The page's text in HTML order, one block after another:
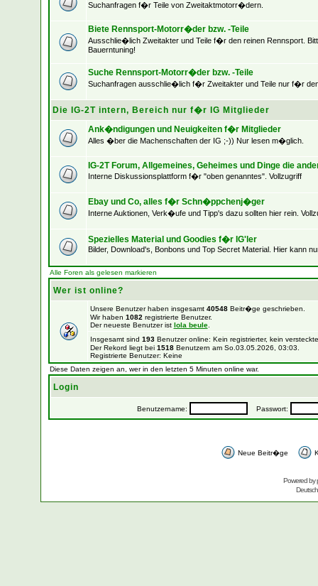
Suchanfragen f�r Teile von Zweitaktmotorr�dern.
Biete Rennsport-Motorr�der bzw. -Teile
Ausschlie�lich Zweitakter und Teile f�r den reinen Rennsport.
Bauerntuning!
Suche Rennsport-Motorr�der bzw. -Teile
Suchanfragen ausschlie�lich f�r Zweitakter und Teile nur f�r
Die IG-2T intern, Bereich nur f�r IG Mitglieder
Ank�ndigungen und Neuigkeiten f�r Mitglieder
Alles �ber die Machenschaften der IG ;-)) Nur lesen m�glich.
IG-2T Forum, Allgemeines, Geheimes und Dinge die
Interne Diskussionsplattform f�r "oben genanntes". Vollzugriff
Ebay und Co, alles f�r Schn�ppchenj�ger
Interne Auktionen, Verk�ufe und Tipp's dazu sollten hier rein.
Spezielles Material und Goodies f�r IG'ler
Bilder, Download's, Bonbons und Top Secret Material. Hier kann
Alle Foren als gelesen markieren
Wer ist online?
Unsere Benutzer haben insgesamt 40548Beitr�ge geschrieben.
Wir haben 1082 registrierte Benutzer.
Der neueste Benutzer ist lola beule.
Insgesamt sind 193Benutzer online: Kein registrierter, kein
Der Rekord liegt bei 1518Benutzern am So.03.05.2026, 03:03.
Registrierte Benutzer: Keine
Diese Daten zeigen an, wer in den letzten 5 Minuten online war.
Login
Benutzername: Passwort:
Neue Beitr�ge
Powered by